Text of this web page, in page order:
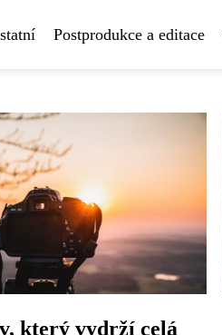
Postprodukce a editace
který vydrží celá